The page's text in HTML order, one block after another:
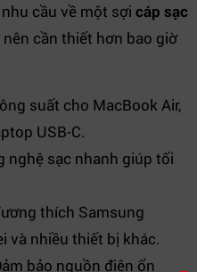
cầu về một sợi cáp sạc
cần thiết hơn bao giờ
suất cho MacBook Air,
USB-C.
nghệ sạc nhanh giúp tối
thích Samsung
và nhiều thiết bị khác.
bảo nguồn điện ổn